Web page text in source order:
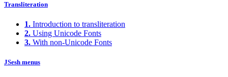
Transliteration
1. Introduction to transliteration
2. Using Unicode Fonts
3. With non-Unicode Fonts
JSesh menus